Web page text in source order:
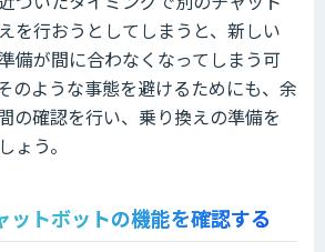
を行おうとしてしまうと、新しい
備が間に合わなくなってしまう可
のような事態を避けるためにも、余
の確認を行い、乗り換えの準備を
ょう。
ットボットの機能を確認する